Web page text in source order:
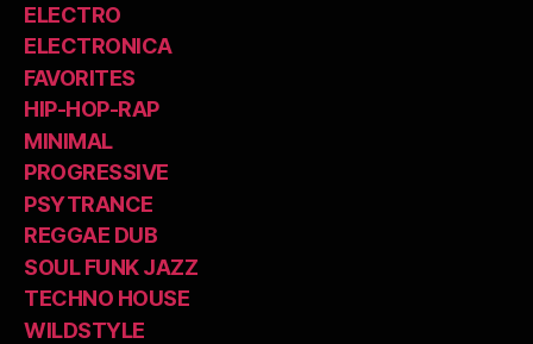
ELECTRO
ELECTRONICA
FAVORITES
HIP-HOP-RAP
MINIMAL
PROGRESSIVE
PSYTRANCE
REGGAE DUB
SOUL FUNK JAZZ
TECHNO HOUSE
WILDSTYLE